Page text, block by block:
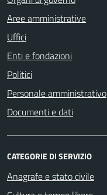
Aree amministrative
Uffici
Enti e fondazioni
Politici
Personale amministrativo
Documenti e dati
CATEGORIE DI SERVIZIO
Anagrafe e stato civile